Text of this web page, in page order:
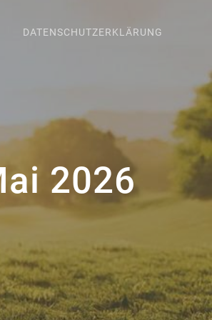
DATENSCHUTZERKLÄRUNG
2026